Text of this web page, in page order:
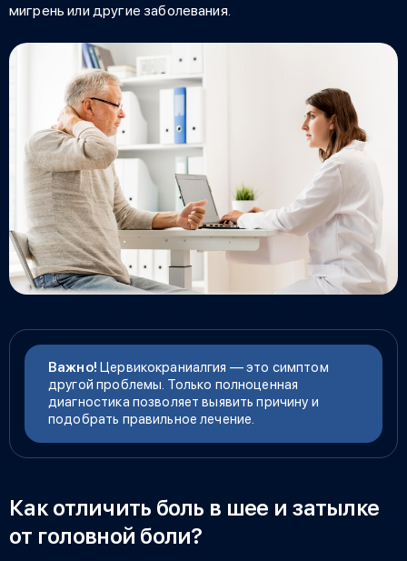
мигрень или другие заболевания.
Важно! Цервикокраниалгия — это симптом
другой проблемы. Только полноценная
диагностика позволяет выявить причину и
подобрать правильное лечение.
Как отличить боль в шее и затылке
от головной боли?